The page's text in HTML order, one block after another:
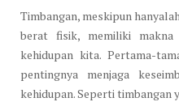
Timbangan, meskipun
berat fisik, memiliki
kehidupan kita. Pertama-
pentingnya menjaga
kehidupan. Seperti timbangan